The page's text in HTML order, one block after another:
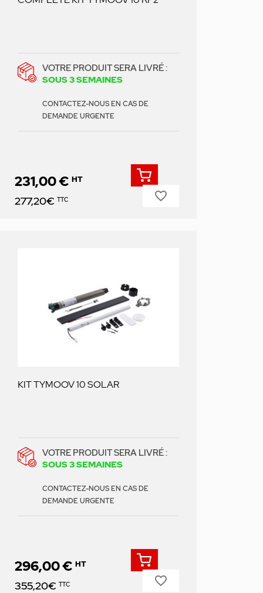
VOTRE PRODUIT SERA LIVRÉ :
SOUS 3 SEMAINES
CONTACTEZ-NOUS EN CAS DE
DEMANDE URGENTE
Prix
231,00 € HT
277,20€ TTC favorite_border
KIT TYMOOV 10 SOLAR
VOTRE PRODUIT SERA LIVRÉ :
SOUS 3 SEMAINES
CONTACTEZ-NOUS EN CAS DE
DEMANDE URGENTE
Prix
296,00 € HT
355,20€ TTC favorite_border